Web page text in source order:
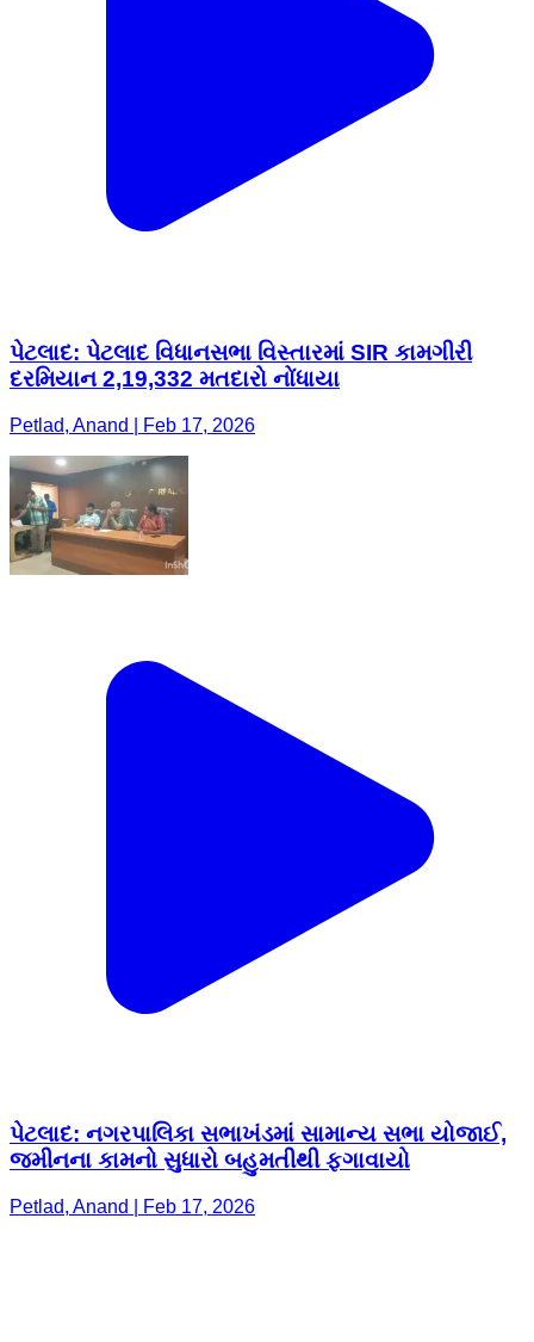
પેટલાદ: પેટલાદ વિધાનસભા વિસ્તારમાં SIR કામગીરી
પેટલાદ: નગરપાલિકા સભાખંડમાં સામાન્ય સભા યોજાઈ,
જમીનના કામનો સુધારો બહુમતીથી ફગાવાયો